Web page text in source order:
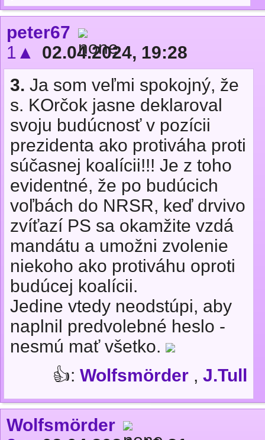
peter67
1▲
02.04.2024, 19:28
3. Ja som veľmi spokojný, že
s. KOrčok jasne deklaroval
svoju budúcnosť v pozícii
prezidenta ako protiváha proti
súčasnej koalícii!!! Je z toho
evidentné, že po budúcich
voľbách do NRSR, keď drvivo
zvíťazí PS sa okamžite vzdá
mandátu a umožni zvolenie
niekoho ako protiváhu oproti
budúcej koalícii.
Jedine vtedy neodstúpi, aby
naplnil predvolebné heslo -
nesmú mať všetko.
👍: Wolfsmörder , J.Tull
Wolfsmörder